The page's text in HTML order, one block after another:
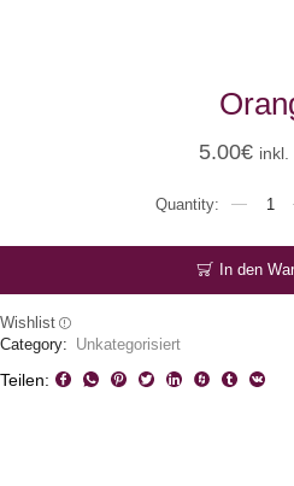
5.00€ inkl.
Menge
In den
Wishlist
Category: Unkategorisiert
Teilen: